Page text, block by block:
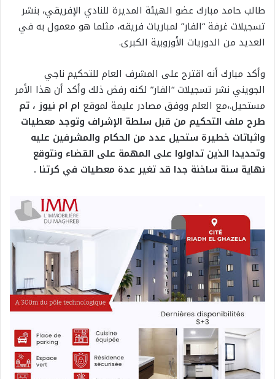
طالب حامد مبارك عضو الهيئة المديرة للنادي الإفريقي، بنشر
تسجيلات غرفة “الفار” لمباريات فريقه، مثلما هو معمول به في
العديد من الدوريات الأوروبية الكبرى.
وأكد مبارك أنه اقترح على المشرف العام للتحكيم ناجي
الجويني نشر تسجيلات “الفار” لكنه رفض ذلك وأكد أن هذا الأمر
مستحيل.،مع العلم ووفق مصادر عليمة لموقع ام ام نيوز ، تم
طرح ملف التحكيم من قبل سلطة الإشراف وتوجد معطيات
واثباتات خطيرة ستحيل عدد من الحكام والمشرفين عليه
وتحديدا الذين تداولوا على المهمة على القضاء ونتوقع
نهاية سنة ساخنة جدا قد تغير عدة معطيات في كرتنا .